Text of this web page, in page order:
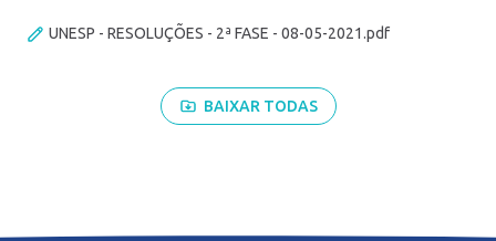
UNESP - RESOLUÇÕES - 2ª FASE - 08-05-2021.pdf
BAIXAR TODAS